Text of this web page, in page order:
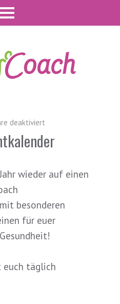
deaktiviert
wieder auf einen
besonderen
für euer
euch täglich